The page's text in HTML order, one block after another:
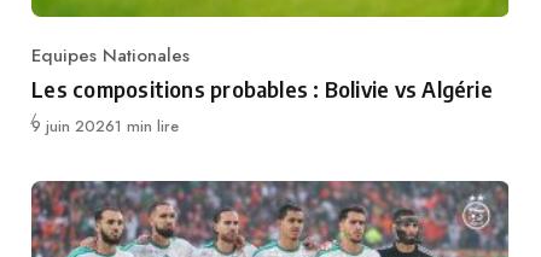
Category
Equipes Nationales
Les compositions probables : Bolivie vs Algérie
Publié
9 juin 20261 min lire